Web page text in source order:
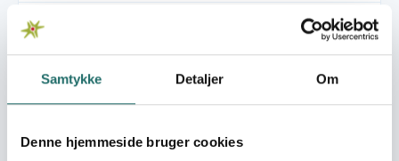
Samtykke Detaljer Om
Denne hjemmeside bruger cookies
Indsatsområde: Små Indsatser
World goals:
Mål 1: Afskaf fattigdom
Mål 16: Fred,